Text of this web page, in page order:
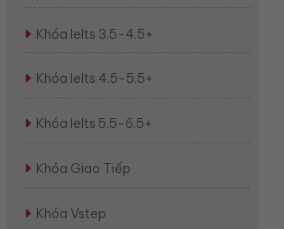
Khóa Ielts 3.5-4.5+
Khóa Ielts 4.5-5.5+
Khóa Ielts 5.5-6.5+
Khóa Giao Tiếp
Khóa Vstep